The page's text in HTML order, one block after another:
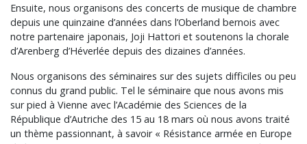
Ensuite, nous organisons des concerts de musique de chambre
depuis une quinzaine d’années dans l’Oberland bernois avec
notre partenaire japonais, Joji Hattori et soutenons la chorale
d’Arenberg d’Héverlée depuis des dizaines d’années.
Nous organisons des séminaires sur des sujets difficiles ou peu
connus du grand public. Tel le séminaire que nous avons mis
sur pied à Vienne avec l’Académie des Sciences de la
République d’Autriche des 15 au 18 mars où nous avons traité
un thème passionnant, à savoir « Résistance armée en Europe